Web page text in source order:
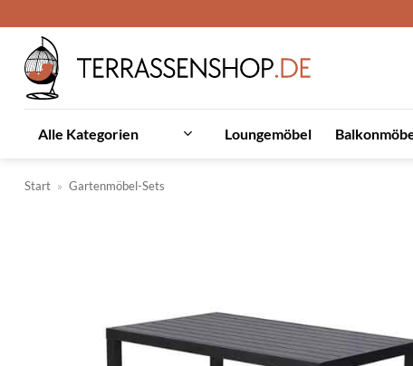
Inhalt
springen
Alle Kategorien Loungemöbel
Start » Gartenmöbel-Sets